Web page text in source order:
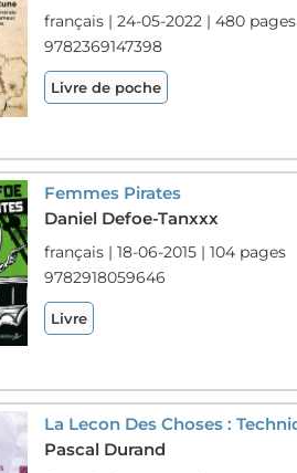
français | 24-05-2022 | 480 pages
9782369147398
Livre de poche
Femmes Pirates
Daniel Defoe-Tanxxx
français | 18-06-2015 | 104 pages
9782918059646
Livre
Pascal Durand